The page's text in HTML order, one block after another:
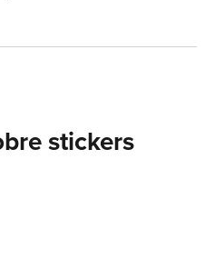
stickers